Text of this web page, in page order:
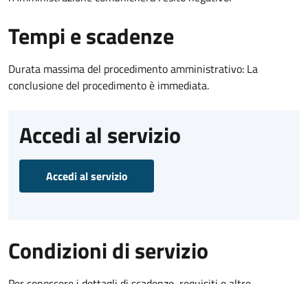
Tempi e scadenze
Durata massima del procedimento amministrativo: La
conclusione del procedimento è immediata.
Accedi al servizio
Accedi al servizio
Condizioni di servizio